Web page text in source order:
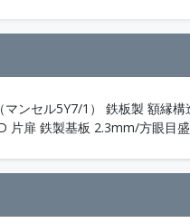
マンセル5Y7/1） 鉄板製 額縁
片扉 鉄製基板 2.3mm/方眼目